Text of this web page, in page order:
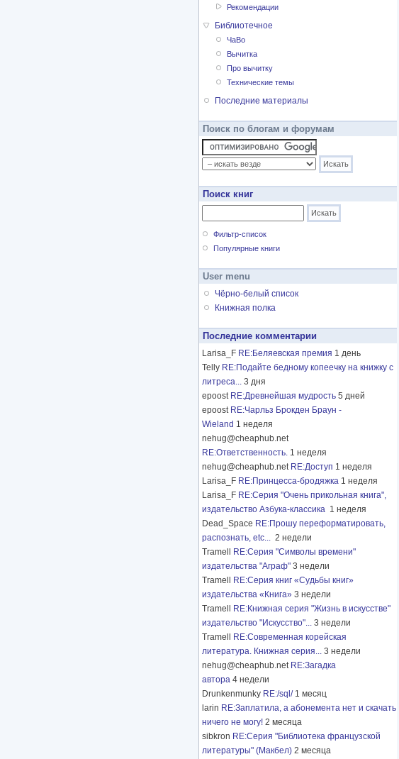
Рекомендации
Библиотечное
ЧаВо
Вычитка
Про вычитку
Технические темы
Последние материалы
Поиск по блогам и форумам
Поиск книг
Фильтр-список
Популярные книги
User menu
Чёрно-белый список
Книжная полка
Последние комментарии
Larisa_F RE:Беляевская премия 1 день
Telly RE:Подайте бедному копеечку на книжку с
литреса... 3 дня
epoost RE:Древнейшая мудрость 5 дней
epoost RE:Чарльз Брокден Браун -
Wieland 1 неделя
nehug@cheaphub.net
RE:Ответственность. 1 неделя
nehug@cheaphub.net RE:Доступ 1 неделя
Larisa_F RE:Принцесса-бродяжка 1 неделя
Larisa_F RE:Серия "Очень прикольная книга",
издательство Азбука-классика 1 неделя
Dead_Space RE:Прошу переформатировать,
распознать, etc... 2 недели
Tramell
RE:Серия "Символы времени"
издательства "Аграф" 3 недели
Tramell
RE:Серия книг «Судьбы книг»
издательства «Книга» 3 недели
Tramell
RE:Книжная серия "Жизнь в искусстве"
издательство "Искусство"... 3 недели
Tramell
RE:Современная корейская
литература. Книжная серия... 3 недели
nehug@cheaphub.net RE:Загадка
автора 4 недели
Drunkenmunky RE:/sql/ 1 месяц
larin RE:Заплатила, а абонемента нет и скачать
ничего не могу! 2 месяца
sibkron RE:Серия "Библиотека французской
литературы" (Макбел) 2 месяца